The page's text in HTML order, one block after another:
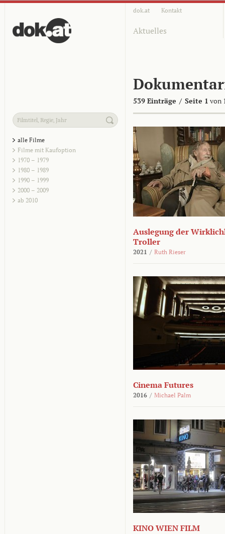
dok.at Kontakt
Aktuelles
539 Einträge / Seite 1 von
alle Filme
Filme mit Kaufoption
1970 – 1979
1980 – 1989
1990 – 1999
2000 – 2009
ab 2010
Auslegung der
Troller
2021 / Ruth Rieser
Cinema Futures
2016 / Michael Palm
KINO WIEN FILM